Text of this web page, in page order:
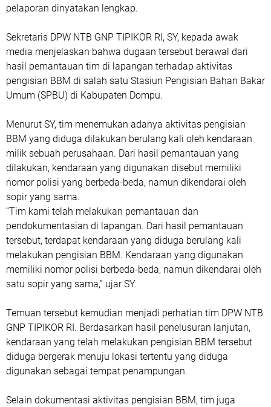
pelaporan dinyatakan lengkap.
Sekretaris DPW NTB GNP TIPIKOR RI, SY, kepada awak
media menjelaskan bahwa dugaan tersebut berawal dari
hasil pemantauan tim di lapangan terhadap aktivitas
pengisian BBM di salah satu Stasiun Pengisian Bahan Bakar
Umum (SPBU) di Kabupaten Dompu.
Menurut SY, tim menemukan adanya aktivitas pengisian
BBM yang diduga dilakukan berulang kali oleh kendaraan
milik sebuah perusahaan. Dari hasil pemantauan yang
dilakukan, kendaraan yang digunakan disebut memiliki
nomor polisi yang berbeda-beda, namun dikendarai oleh
sopir yang sama.
“Tim kami telah melakukan pemantauan dan
pendokumentasian di lapangan. Dari hasil pemantauan
tersebut, terdapat kendaraan yang diduga berulang kali
melakukan pengisian BBM. Kendaraan yang digunakan
memiliki nomor polisi berbeda-beda, namun dikendarai oleh
satu sopir yang sama,” ujar SY.
Temuan tersebut kemudian menjadi perhatian tim DPW NTB
GNP TIPIKOR RI. Berdasarkan hasil penelusuran lanjutan,
kendaraan yang telah melakukan pengisian BBM tersebut
diduga bergerak menuju lokasi tertentu yang diduga
digunakan sebagai tempat penampungan.
Selain dokumentasi aktivitas pengisian BBM, tim juga